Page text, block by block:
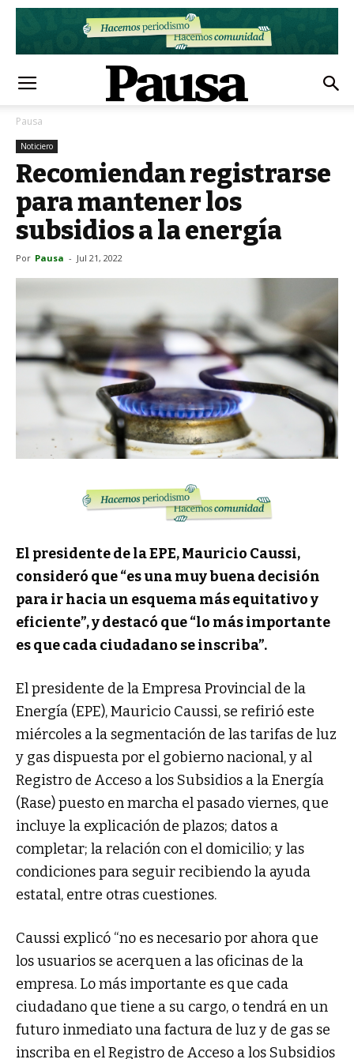
Pausa
Noticiero
Recomiendan registrarse
para mantener los
subsidios a la energía
Por Pausa - Jul 21, 2022
El presidente de la EPE, Mauricio Caussi,
consideró que “es una muy buena decisión
para ir hacia un esquema más equitativo y
eficiente”, y destacó que “lo más importante
es que cada ciudadano se inscriba”.
El presidente de la Empresa Provincial de la
Energía (EPE), Mauricio Caussi, se refirió este
miércoles a la segmentación de las tarifas de luz
y gas dispuesta por el gobierno nacional, y al
Registro de Acceso a los Subsidios a la Energía
(Rase) puesto en marcha el pasado viernes, que
incluye la explicación de plazos; datos a
completar; la relación con el domicilio; y las
condiciones para seguir recibiendo la ayuda
estatal, entre otras cuestiones.
Caussi explicó “no es necesario por ahora que
los usuarios se acerquen a las oficinas de la
empresa. Lo más importante es que cada
ciudadano que tiene a su cargo, o tendrá en un
futuro inmediato una factura de luz y de gas se
inscriba en el Registro de Acceso a los Subsidios